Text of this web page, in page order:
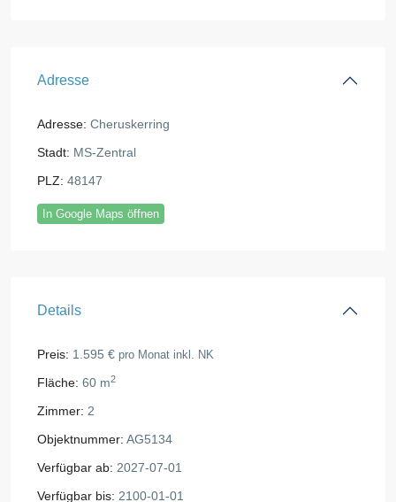
Adresse
Adresse: Cheruskerring
Stadt: MS-Zentral
PLZ: 48147
In Google Maps öffnen
Details
Preis: 1.595 € pro Monat inkl. NK
Fläche: 60 m2
Zimmer: 2
Objektnummer: AG5134
Verfügbar ab: 2027-07-01
Verfügbar bis: 2100-01-01